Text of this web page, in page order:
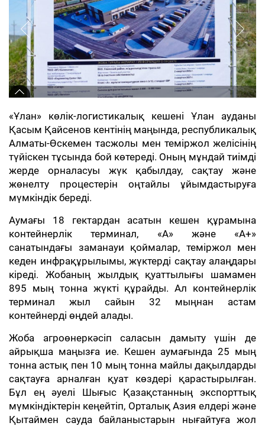
«Ұлан» көлік-логистикалық кешені Ұлан ауданы
Қасым Қайсенов кентінің маңында, республикалық
Алматы-Өскемен тасжолы мен теміржол желісінің
түйіскен тұсында бой көтереді. Оның мұндай тиімді
жерде орналасуы жүк қабылдау, сақтау және
жөнелту процестерін оңтайлы ұйымдастыруға
мүмкіндік береді.
Аумағы 18 гектардан асатын кешен құрамына
контейнерлік терминал, «A» және «A+»
санатындағы заманауи қоймалар, теміржол мен
кеден инфрақұрылымы, жүктерді сақтау алаңдары
кіреді. Жобаның жылдық қуаттылығы шамамен
895 мың тонна жүкті құрайды. Ал контейнерлік
терминал жыл сайын 32 мыңнан астам
контейнерді өңдей алады.
Жоба агроөнеркәсіп саласын дамыту үшін де
айрықша маңызға ие. Кешен аумағында 25 мың
тонна астық пен 10 мың тонна майлы дақылдарды
сақтауға арналған қуат көздері қарастырылған.
Бұл ең әуелі Шығыс Қазақстанның экспорттық
мүмкіндіктерін кеңейтіп, Орталық Азия елдері және
Қытаймен сауда байланыстарын нығайтуға жол